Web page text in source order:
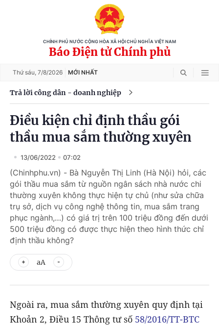
CHÍNH PHỦ NƯỚC CỘNG HÒA XÃ HỘI CHỦ NGHĨA VIỆT NAM
Báo Điện tử Chính phủ
Thứ sáu, 7/8/2026 MỚI NHẤT
Trả lời công dân - doanh nghiệp
Điều kiện chỉ định thầu gói
thầu mua sắm thường xuyên
13/06/2022 07:02
(Chinhphu.vn) - Bà Nguyễn Thị Linh (Hà Nội) hỏi, các
gói thầu mua sắm từ nguồn ngân sách nhà nước chi
thường xuyên không thực hiện tự chủ (như sửa chữa
trụ sở, dịch vụ công nghệ thông tin, mua sắm trang
phục ngành,…) có giá trị trên 100 triệu đồng đến dưới
500 triệu đồng có được thực hiện theo hình thức chỉ
định thầu không?
aA
Ngoài ra, mua sắm thường xuyên quy định tại
Khoản 2, Điều 15 Thông tư số 58/2016/TT-BTC